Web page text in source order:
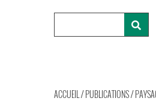
ACCUEIL /PUBLICATIONS/